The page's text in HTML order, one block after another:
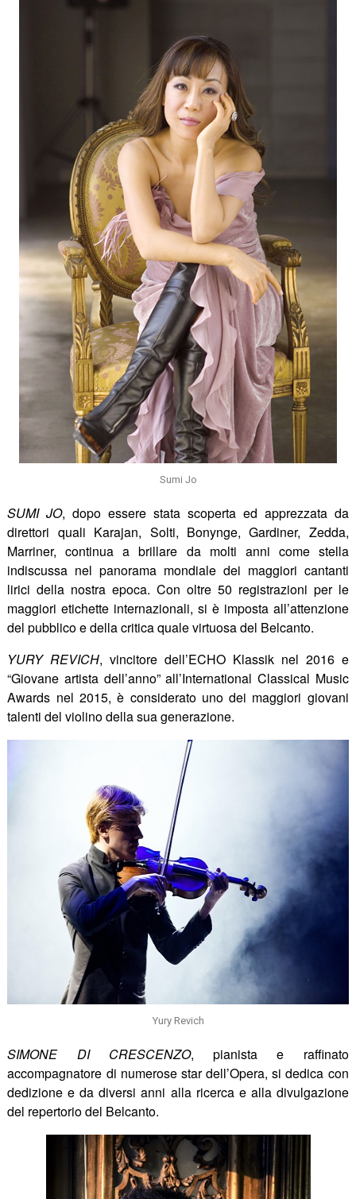
Sumi Jo
SUMI JO, dopo essere stata scoperta ed apprezzata da
direttori quali Karajan, Solti, Bonynge, Gardiner, Zedda,
Marriner, continua a brillare da molti anni come stella
indiscussa nel panorama mondiale dei maggiori cantanti
lirici della nostra epoca. Con oltre 50 registrazioni per le
maggiori etichette internazionali, si è imposta all’attenzione
del pubblico e della critica quale virtuosa del Belcanto.
YURY REVICH, vincitore dell’ECHO Klassik nel 2016 e
“Giovane artista dell’anno” all’International Classical Music
Awards nel 2015, è considerato uno dei maggiori giovani
talenti del violino della sua generazione.
Yury Revich
SIMONE DI CRESCENZO, pianista e raffinato
accompagnatore di numerose star dell’Opera, si dedica con
dedizione e da diversi anni alla ricerca e alla divulgazione
del repertorio del Belcanto.